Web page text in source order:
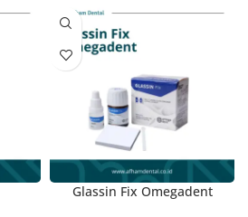
Glassin Fix Omegadent